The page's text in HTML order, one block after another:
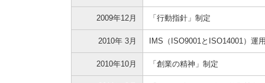
2009年12月 「行動指針」制定
2010年 3月 IMS（ISO9001とISO14001）運
2010年10月 「創業の精神」制定